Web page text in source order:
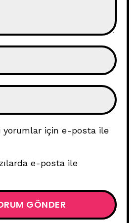
yorumlar için e-posta ile
e-posta ile